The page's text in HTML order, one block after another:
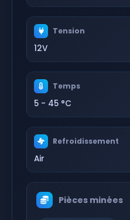
Tension
12V
Temps
5 - 45 °C
Refroidissement
Air
Pièces minées